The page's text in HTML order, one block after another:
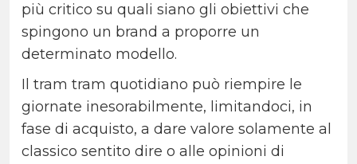
più critico su quali siano gli obiettivi che
spingono un brand a proporre un
determinato modello.
Il tram tram quotidiano può riempire le
giornate inesorabilmente, limitandoci, in
fase di acquisto, a dare valore solamente al
classico sentito dire o alle opinioni di